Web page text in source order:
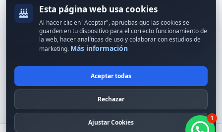
Recibe ofertas exclusivas y novedades.
© 2024 Erson Tecnología. Todos los derechos reservados.
Política de privacidad
Condiciones Generales 1
Esta página web usa cookies
Al hacer clic en "Aceptar", apruebas que las cookies se
guarden en tu dispositivo para el correcto funcionamiento de
la web, hacer analíticas de uso y colaborar con estudios de
marketing. Más información
Aceptar todas
Rechazar
Ajustar Cookies